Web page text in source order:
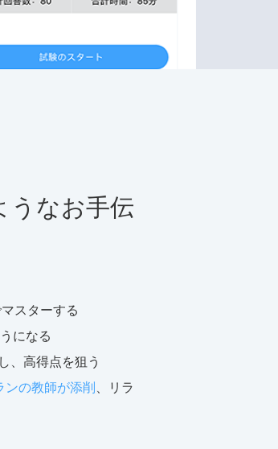
うなお手伝
スターする
になる
、高得点を狙う
ンの教師が添削、リラ